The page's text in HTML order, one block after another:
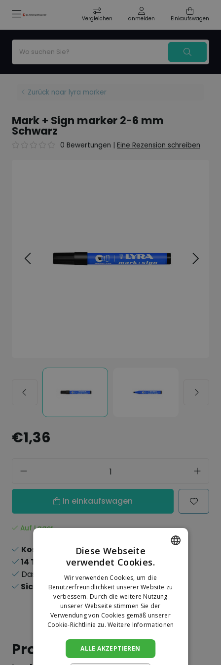
Vergleichen anmelden Einkaufswagen
Zurück naar lyra marker
Mark + Sign marker 2-6 mm
Schwarz
0 Bewertungen | Eine Rezension schreiben
€1,36
In einkaufswagen
Auf Lager
Kostenloser Versandab 150,-
14 Tage
Rückgaberecht
Das
größteSortiment
SichereOnline-Zahlungen
Produktinformation
DUTCH
GERMAN
Diese Webseite
verwendet Cookies.
Wir verwenden Cookies, um die
Benutzerfreundlichkeit unserer Website zu
verbessern. Durch die weitere Nutzung
unserer Webseite stimmen Sie der
Verwendung von Cookies gemäß unserer
Cookie-Richtlinie zu. Weitere Informationen
ALLE AKZEPTIEREN